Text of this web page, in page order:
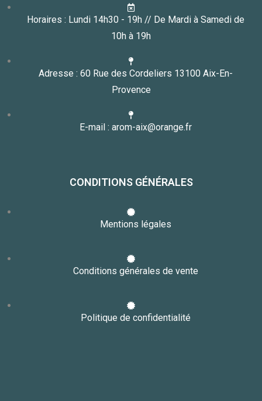
Horaires : Lundi 14h30 - 19h // De Mardi à Samedi de
10h à 19h
Adresse : 60 Rue des Cordeliers 13100 Aix-En-
Provence
E-mail : arom-aix@orange.fr
CONDITIONS GÉNÉRALES
Mentions légales
Conditions générales de vente
Politique de confidentialité